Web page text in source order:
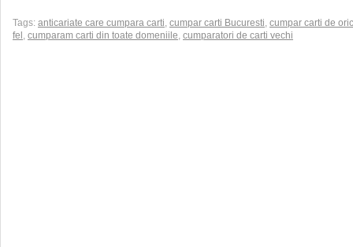
Tags: anticariate care cumpara carti, cumpar carti Bucuresti, cumpar carti de
fel , cumparam carti din toate domeniile, cumparatori de carti vechi